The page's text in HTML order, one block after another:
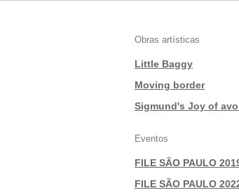
Obras artísticas
Little Baggy
|Moving border
|Sigmund's Joy of
Eventos
FILE SÃO PAULO
|FILE SÃO PAULO